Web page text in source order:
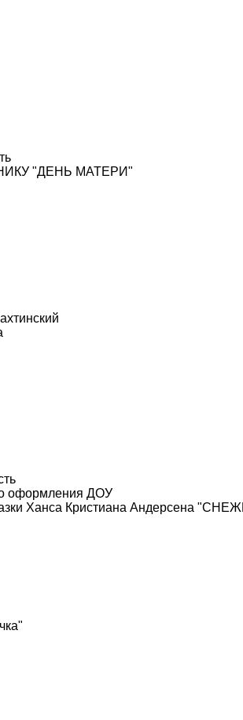
"ДЕНЬ МАТЕРИ"
оформления ДОУ
Ханса Кристиана Андерсена